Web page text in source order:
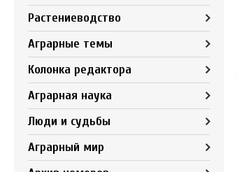
Растениеводство
Аграрные темы
Колонка редактора
Аграрная наука
Люди и судьбы
Аграрный мир